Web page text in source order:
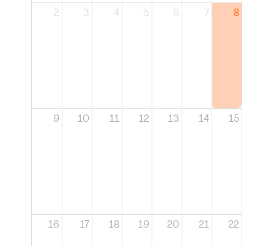
2 3 4 5 6 7 8
9 10 11 12 13 14 15
16 17 18 19 20 21 22